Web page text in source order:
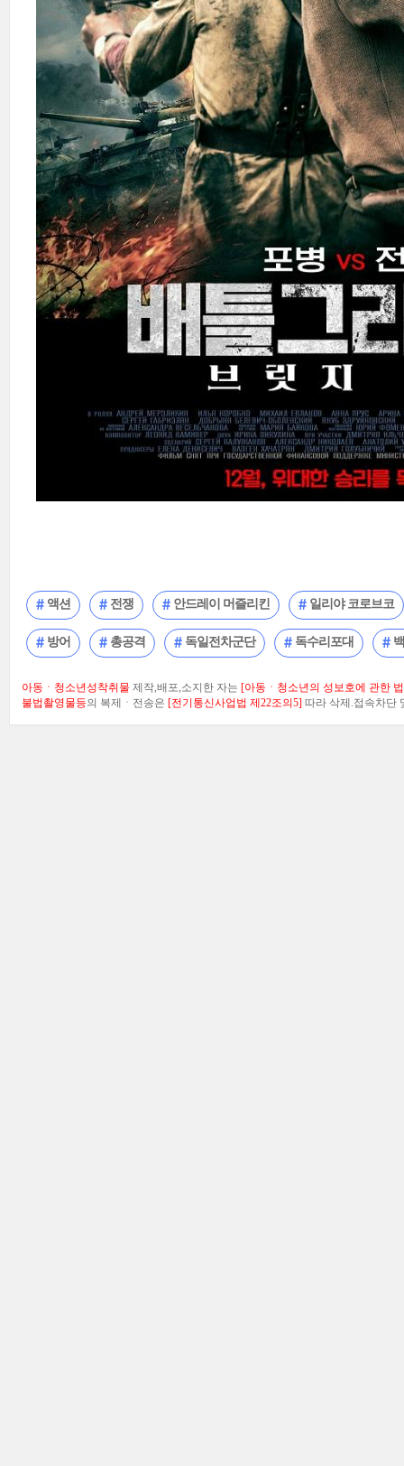
액션 전쟁 안드레이 머즐리킨 일리야 코로브코
방어 총공격 독일전차군단 독수리포대
아동ㆍ청소년성착취물 제작,배포,소지한 자는 [아동ㆍ청소년의 성보호에 관한
불법촬영물등의 복제ㆍ전송은 [전기통신사업법 제22조의5] 따라 삭제.접속차단